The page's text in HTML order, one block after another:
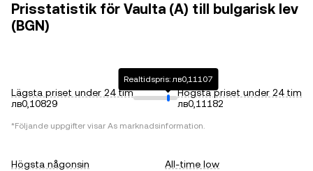
Prisstatistik för Vaulta (A) till bulgarisk lev
(BGN)
Lägsta priset under 24 tim
лв0,10829
Realtidspris: лв0,11107
Högsta priset under 24 tim
лв0,11182
*Följande uppgifter visar As marknadsinformation.
Högsta någonsin
All-time low